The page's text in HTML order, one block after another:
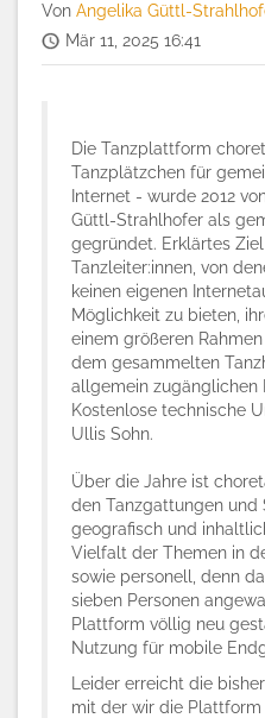
Von Angelika Güttl-
Mär 11, 2025 16:41
Die Tanzplattform
Tanzplätzchen für
Internet - wurde 2012
Güttl-Strahlhofer als
gegründet. Erklärtes
Tanzleiter:innen, von
keinen eigenen
Möglichkeit zu bieten,
einem größeren
dem gesammelten
allgemein zugänglichen
Kostenlose technische
Ullis Sohn.
Über die Jahre ist
den Tanzgattungen und
geografisch und
Vielfalt der Themen in
sowie personell, denn
sieben Personen
Plattform völlig neu
Nutzung für mobile
Leider erreicht die
mit der wir die Plattform